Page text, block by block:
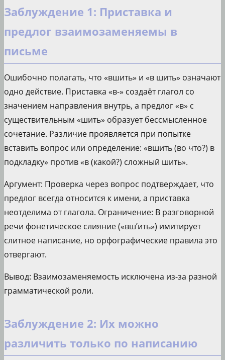
Заблуждение 1: Приставка и
предлог взаимозаменяемы в
письме
Ошибочно полагать, что «вшить» и «в шить» означают
одно действие. Приставка «в-» создаёт глагол со
значением направления внутрь, а предлог «в» с
существительным «шить» образует бессмысленное
сочетание. Различие проявляется при попытке
вставить вопрос или определение: «вшить (во что?) в
подкладку» против «в (какой?) сложный шить».
Аргумент: Проверка через вопрос подтверждает, что
предлог всегда относится к имени, а приставка
неотделима от глагола. Ограничение: В разговорной
речи фонетическое слияние («вш’ить») имитирует
слитное написание, но орфографические правила это
отвергают.
Вывод: Взаимозаменяемость исключена из-за разной
грамматической роли.
Заблуждение 2: Их можно
различить только по написанию